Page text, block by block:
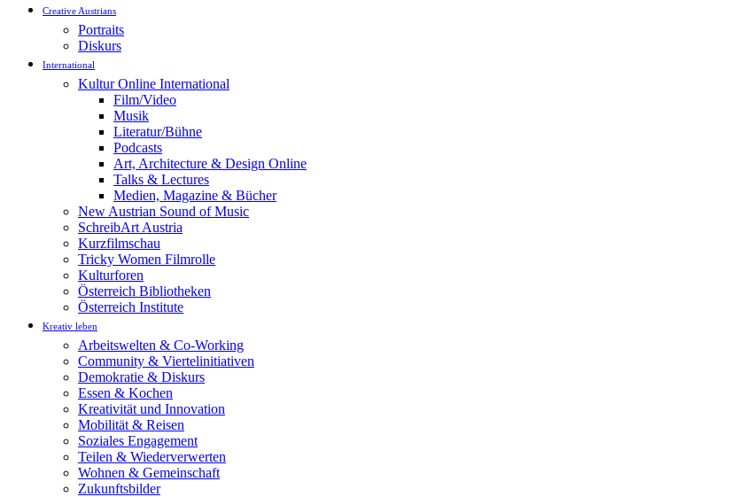
Creative Austrians
Portraits
Diskurs
International
Kultur Online International
Film/Video
Musik
Literatur/Bühne
Podcasts
Art, Architecture & Design Online
Talks & Lectures
Medien, Magazine & Bücher
New Austrian Sound of Music
SchreibArt Austria
Kurzfilmschau
Tricky Women Filmrolle
Kulturforen
Österreich Bibliotheken
Österreich Institute
Kreativ leben
Arbeitswelten & Co-Working
Community & Viertelinitiativen
Demokratie & Diskurs
Essen & Kochen
Kreativität und Innovation
Mobilität & Reisen
Soziales Engagement
Teilen & Wiederverwerten
Wohnen & Gemeinschaft
Zukunftsbilder